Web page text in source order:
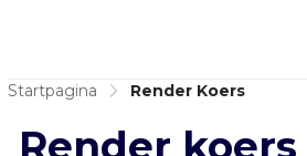
Startpagina Render Koers
Render koers